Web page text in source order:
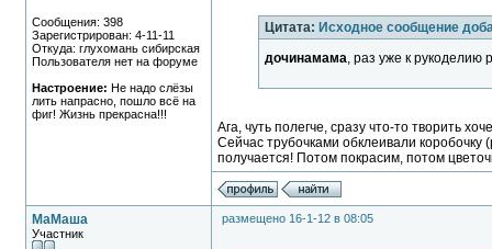
Сообщения: 398
Зарегистрирован: 4-11-11
Откуда: глухомань сибирская
Пользователя нет на форуме
Настроение: Не надо слёзы
лить напрасно, пошло всё на
фиг! Жизнь прекрасна!!!
Цитата: Исходное сообщение
дочинамама, раз уже к рукоделию
Ага, чуть полегче, сразу что-то творить
Сейчас трубочками обклеивали
получается! Потом покрасим, потом
МаМаша
Участник
размещено 16-1-12 в 08:05